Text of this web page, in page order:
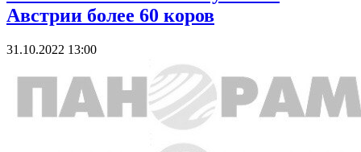
Австрии более 60 коров
31.10.2022 13:00